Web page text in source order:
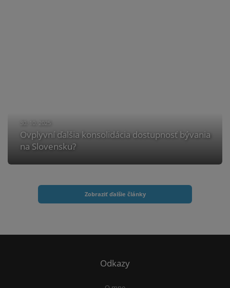
30. 10. 2025
Ovplyvní ďalšia konsolidácia dostupnosť bývania
na Slovensku?
Zobraziť ďalšie články
Odkazy